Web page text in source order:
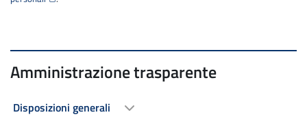
Amministrazione trasparente
Disposizioni generali